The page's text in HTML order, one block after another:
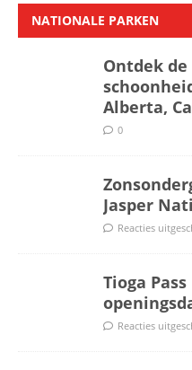
NATIONALE PARKEN
Ontdek
Alberta,
0
Jasper
Reacties
Tioga
Reacties